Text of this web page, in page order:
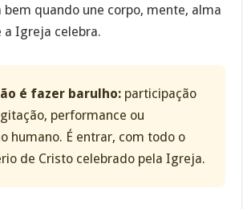
quando une corpo, mente, alma
a Igreja celebra.
é fazer barulho: participação
performance ou
humano. É entrar, com todo o
de Cristo celebrado pela Igreja.